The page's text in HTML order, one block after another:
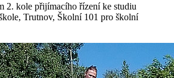
2. kole přijímacího řízení ke studiu
Trutnov, Školní 101 pro školní